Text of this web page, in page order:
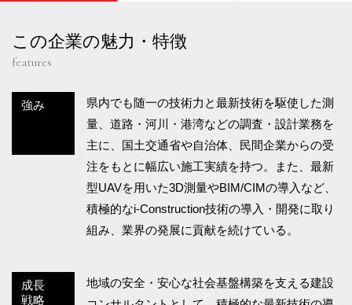
この企業の魅力・特徴
features
強み
県内でも随一の技術力と最新技術を駆使した測
量、道路・河川・港湾などの調査・設計業務を
主に、国土交通省や自治体、民間企業からの受
注をもとに幅広い施工実績を持つ。また、最新
型UAVを用いた3D測量やBIM/CIMの導入など、
積極的なi-Construction技術の導入・開発に取り
組み、業界の発展に貢献を続けている。
成長
戦略
地域の安全・安心な社会基盤構築を支える建設